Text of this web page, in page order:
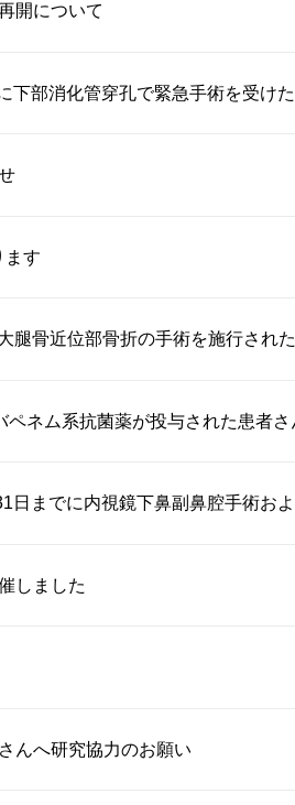
開について
下部消化管穿孔で緊急手術を受け
ます
腿骨近位部骨折の手術を施行され
ネム系抗菌薬が投与された患者さ
日までに内視鏡下鼻副鼻腔手術お
しました
んへ研究協力のお願い